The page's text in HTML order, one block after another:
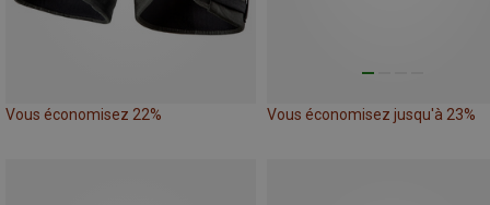
Vous économisez 22% Vous économisez jusqu'à 23%